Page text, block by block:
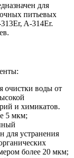
для
питьевых
A-314Er.
очистки воды от
и химикатов.
5 мкм;
для устранения
более 20 мкм;